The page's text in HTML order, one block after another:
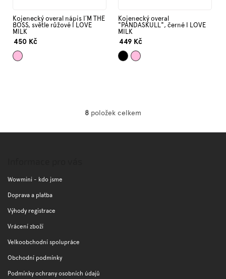
Kojenecký overal nápis I´M THE
BOSS, světle růžové I LOVE
MILK
450 Kč
Světle
Kojenecký overal
"PANDASKULL", černé I LOVE
MILK
449 Kč
Černá Světle
O
l
8 položek celkem
Wowmini - kdo jsme
Doprava a platba
Výhody registrace
Vrácení zboží
Velkoobchodní spolupráce
Obchodní podmínky
Podmínky ochrany osobních údajů